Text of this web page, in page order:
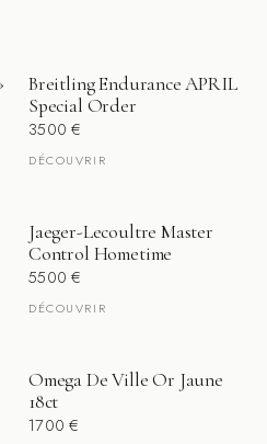
Breitling Endurance APRIL
Special Order
3500€
DÉCOUVRIR
Jaeger-Lecoultre Master
Control Hometime
5500€
DÉCOUVRIR
Omega De Ville Or Jaune
18ct
1700€